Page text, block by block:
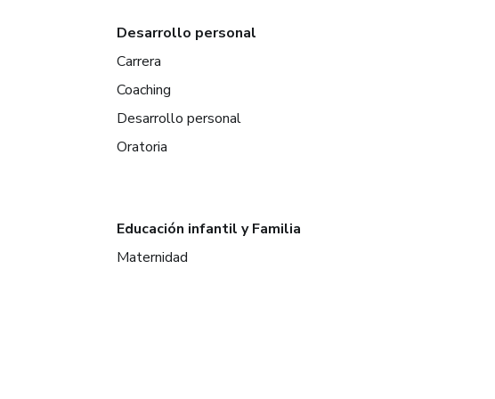
Desarrollo personal
Carrera
Coaching
Desarrollo personal
Oratoria
Educación infantil y Familia
Maternidad